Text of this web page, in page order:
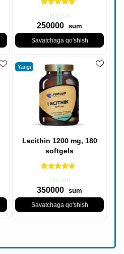
Mavjud
250000 sum
Savatchaga qo'shish
Yangi
Lecithin 1200 mg, 180
softgels
Mavjud
350000 sum
Savatchaga qo'shish